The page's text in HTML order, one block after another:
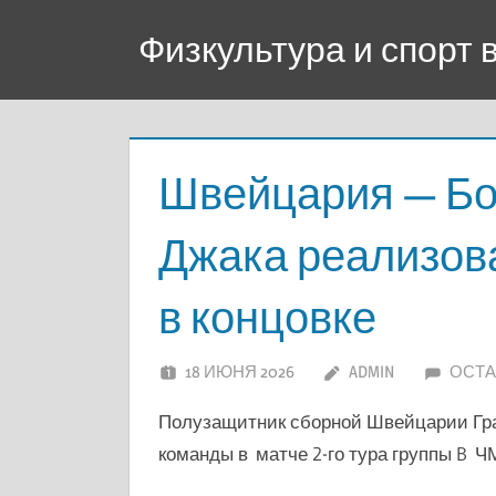
Физкультура и
Швейцария —
Джака
в концовке
18 ИЮНЯ 2026 ADMIN
Полузащитник сборной Швейцарии
команды в матче 2-го тура группы B